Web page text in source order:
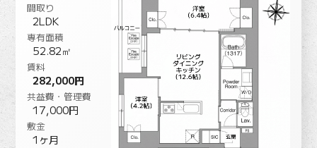
間取り
2LDK
専有面積
52.82㎡
賃料
282,000円
共益費・管理費
17,000円
敷金
1ヶ月